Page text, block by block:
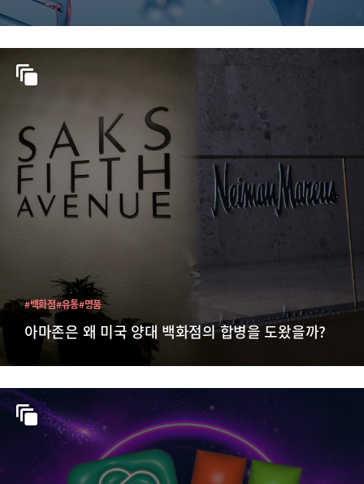
아마존은 왜 미국 양대 백화점의 합병을 도왔을까?
#백화점#유통#명품